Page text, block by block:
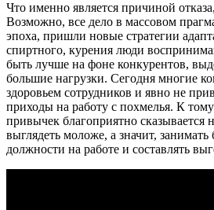
Что именно является причиной
Возможно, все дело в массовом
эпоха, пришли новые стратегии
спиртного, курения люди
быть лучше на фоне конкурентов,
большие нагрузки. Сегодня многие
здоровьем сотрудников и явно не
приходы на работу с похмелья. К
привычек благоприятно сказывается
выглядеть моложе, а значит,
должности на работе и составлять